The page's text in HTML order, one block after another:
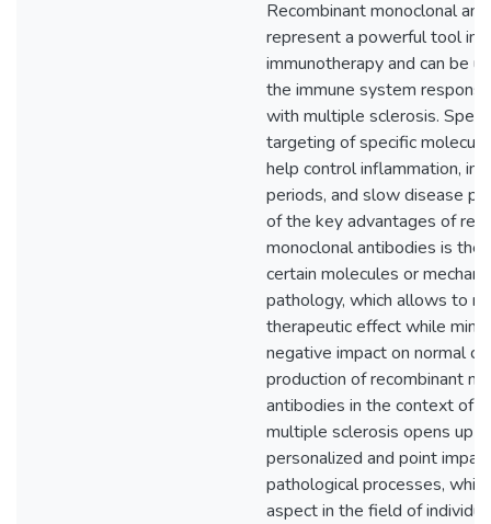
Recombinant monoclonal
represent a powerful tool in
immunotherapy and can be
the immune system
with multiple sclerosis.
targeting of specific
help control inflammation,
periods, and slow disease
of the key advantages of
monoclonal antibodies is
certain molecules or
pathology, which allows to
therapeutic effect while
negative impact on normal
production of recombinant
antibodies in the context of
multiple sclerosis opens up
personalized and point
pathological processes,
aspect in the field of